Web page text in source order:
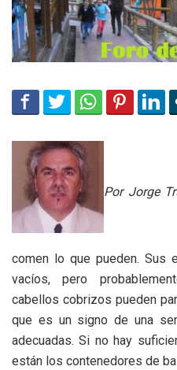
Por Jorge
comen lo que pueden. Sus
vacíos, pero
cabellos cobrizos pueden
que es un signo de una
adecuadas. Si no hay
están los contenedores de